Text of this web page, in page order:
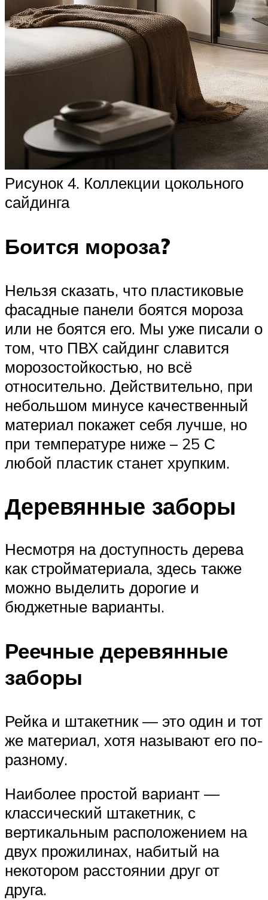
Рисунок 4. Коллекции цокольного
сайдинга
Боится мороза?
Нельзя сказать, что пластиковые
фасадные панели боятся мороза
или не боятся его. Мы уже писали о
том, что ПВХ сайдинг славится
морозостойкостью, но всё
относительно. Действительно, при
небольшом минусе качественный
материал покажет себя лучше, но
при температуре ниже – 25 С
любой пластик станет хрупким.
Деревянные заборы
Несмотря на доступность дерева
как стройматериала, здесь также
можно выделить дорогие и
бюджетные варианты.
Реечные деревянные
заборы
Рейка и штакетник — это один и тот
же материал, хотя называют его по-
разному.
Наиболее простой вариант —
классический штакетник, с
вертикальным расположением на
двух прожилинах, набитый на
некотором расстоянии друг от
друга.